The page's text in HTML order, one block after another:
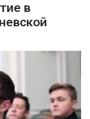
в